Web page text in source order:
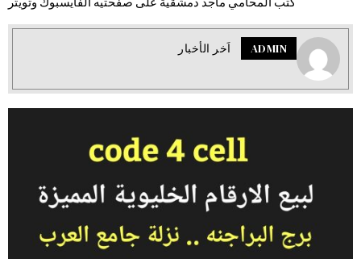
ADMIN اَخر الأخبار